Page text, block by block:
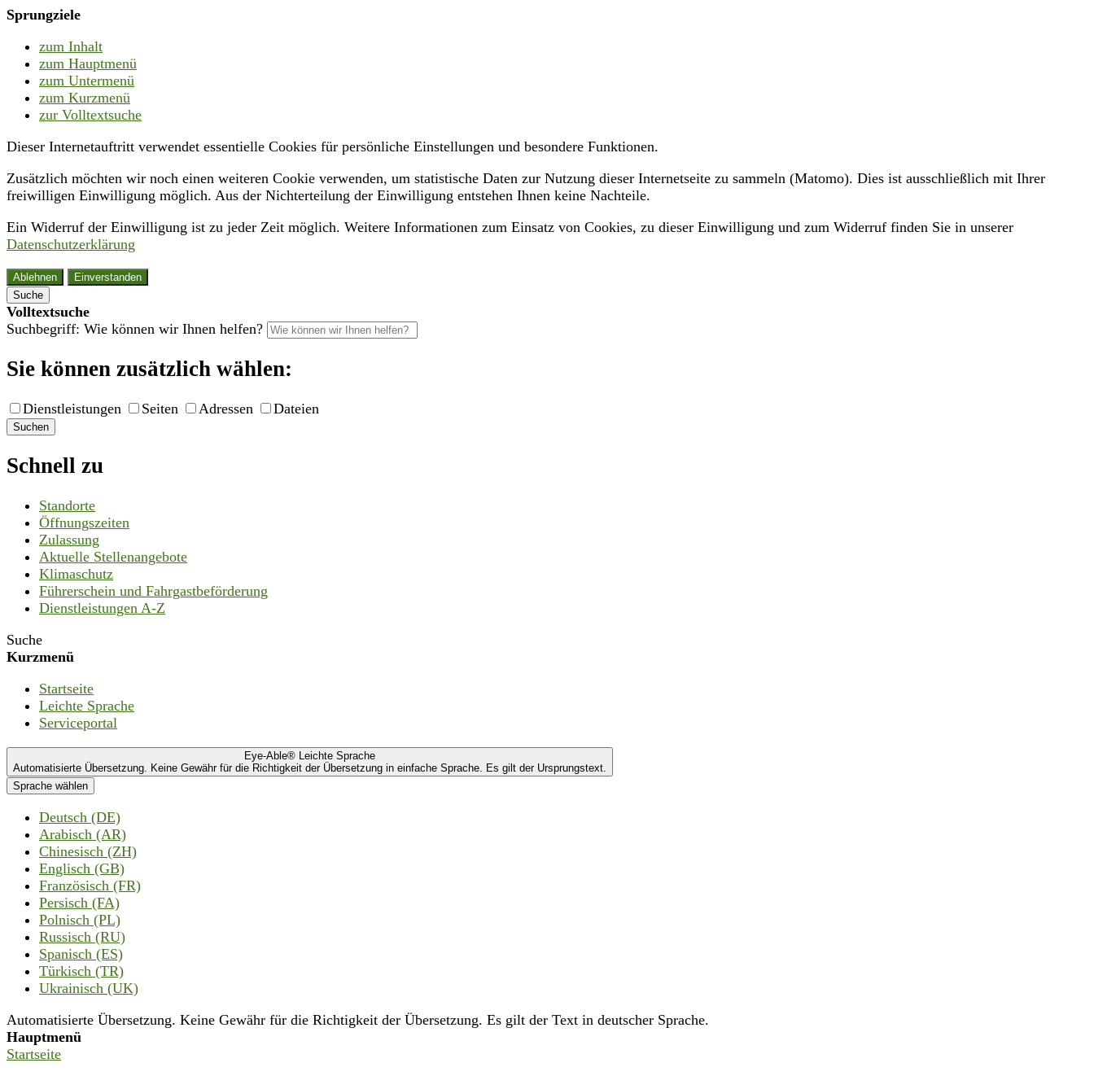
Sprungziele
zum Inhalt
zum Hauptmenü
zum Untermenü
zum Kurzmenü
zur Volltextsuche
Dieser Internetauftritt verwendet essentielle Cookies für persönliche Einstellungen und besondere Funktionen.
Zusätzlich möchten wir noch einen weiteren Cookie verwenden, um statistische Daten zur Nutzung dieser Internetseite zu sammeln (Matomo). Dies ist ausschließlich mit Ihrer
freiwilligen Einwilligung möglich. Aus der Nichterteilung der Einwilligung entstehen Ihnen keine Nachteile.
Ein Widerruf der Einwilligung ist zu jeder Zeit möglich. Weitere Informationen zum Einsatz von Cookies, zu dieser Einwilligung und zum Widerruf finden Sie in unserer
Datenschutzerklärung
Ablehnen
Einverstanden
Suche
Volltextsuche
Suchbegriff: Wie können wir Ihnen helfen?
Sie können zusätzlich wählen:
Dienstleistungen Seiten Adressen Dateien
Suchen
Schnell zu
Standorte
Öffnungszeiten
Zulassung
Aktuelle Stellenangebote
Klimaschutz
Führerschein und Fahrgastbeförderung
Dienstleistungen A-Z
Suche
Kurzmenü
Startseite
Leichte Sprache
Serviceportal
Eye-Able® Leichte Sprache
Automatisierte Übersetzung. Keine Gewähr für die Richtigkeit der Übersetzung in einfache Sprache. Es gilt der Ursprungstext.
Sprache wählen
Deutsch (DE)
Arabisch (AR)
Chinesisch (ZH)
Englisch (GB)
Französisch (FR)
Persisch (FA)
Polnisch (PL)
Russisch (RU)
Spanisch (ES)
Türkisch (TR)
Ukrainisch (UK)
Automatisierte Übersetzung. Keine Gewähr für die Richtigkeit der Übersetzung. Es gilt der Text in deutscher Sprache.
Hauptmenü
Startseite